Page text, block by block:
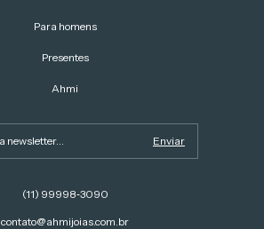
Para homens
Presentes
Ahmi
(11) 99998‑3090‬
contato@ahmijoias.com.br